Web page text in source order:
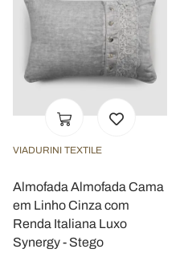
VIADURINI TEXTILE
Almofada Almofada Cama
em Linho Cinza com
Renda Italiana Luxo
Synergy - Stego